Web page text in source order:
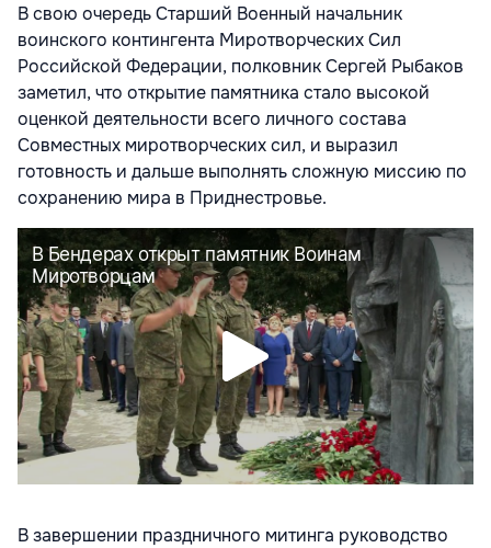
В свою очередь Старший Военный начальник
воинского контингента Миротворческих Сил
Российской Федерации, полковник Сергей Рыбаков
заметил, что открытие памятника стало высокой
оценкой деятельности всего личного состава
Совместных миротворческих сил, и выразил
готовность и дальше выполнять сложную миссию по
сохранению мира в Приднестровье.
В завершении праздничного митинга руководство